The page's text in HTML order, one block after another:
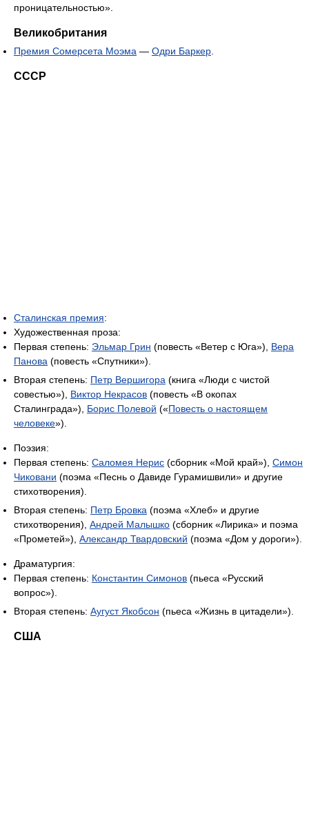
проницательностью».
Великобритания
Премия Сомерсета Моэма — Одри Баркер
СССР
Сталинская премия:
Художественная проза:
Первая степень: Эльмар Грин (повесть «Ветер с Юга»), Вера
Панова (повесть «Спутники»).
Вторая степень: Петр Вершигора (книга «Люди с чистой
совестью»), Виктор Некрасов (повесть «В окопах
Сталинграда»), Борис Полевой («Повесть о настоящем
человеке»).
Поэзия:
Первая степень: Саломея Нерис (сборник «Мой край»), Симон
Чиковани (поэма «Песнь о Давиде Гурамишвили» и другие
стихотворения).
Вторая степень: Петр Бровка (поэма «Хлеб» и другие
стихотворения), Андрей Малышко (сборник «Лирика» и поэма
«Прометей»), Александр Твардовский (поэма «Дом у дороги»).
Драматургия:
Первая степень: Константин Симонов (пьеса «Русский
вопрос»).
Вторая степень: Аугуст Якобсон (пьеса «Жизнь в цитадели»).
США